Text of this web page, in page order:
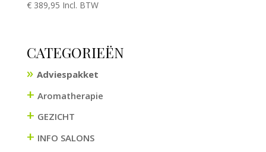
€389,95 Incl. BTW
CATEGORIEËN
Adviespakket
+ Aromatherapie
+ GEZICHT
+ INFO SALONS